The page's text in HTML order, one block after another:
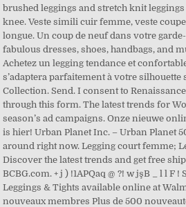
brushed leggings and stretch knit
knee. Veste simili cuir femme, veste
longue. Un coup de neuf dans votre
fabulous dresses, shoes, handbags, and
Achetez un legging tendance et
s’adaptera parfaitement à votre silhouette
Collection. Send. I consent to
through this form. The latest trends for
season’s ad campaigns. Onze nieuwe
is hier! Urban Planet Inc. – Urban Planet
around right now. Legging court femme;
Discover the latest trends and get free
BCBG.com. + j ) !1APQaq @ ?! w jşB _ l l F
Leggings & Tights available online at
nouveaux membres Plus de 500